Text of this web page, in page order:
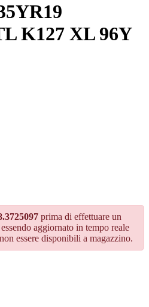
K127 XL 96Y
prima di effettuare un
aggiornato in tempo reale
essere disponibili a magazzino.